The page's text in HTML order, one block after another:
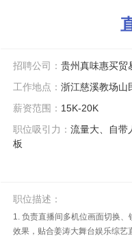
招聘公司： 贵州真味惠买贸
工作地点： 浙江慈溪教场山
薪资范围： 15K-20K
职位吸引力： 流量大、自带
板
职位描述：
1. 负责直播间多机位画面切换
效果，贴合姜涛大舞台娱乐综艺